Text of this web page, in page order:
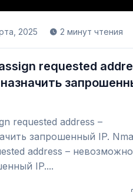
2025 2 минут чтения
requested
requested address –
запрошенный IP.
address – невозможно
IP....